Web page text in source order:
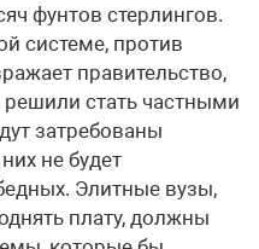
фунтов стерлингов.
системе, против
правительство,
решили стать частными
затребованы
не будет
Элитные вузы,
плату, должны